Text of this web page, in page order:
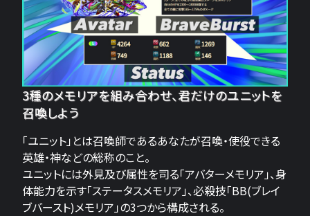
3種のメモリアを組み合わせ、君だけのユニットを
召喚しよう
「ユニット」とは召喚師であるあなたが召喚・使役できる
英雄・神などの総称のこと。
ユニットには外見及び属性を司る「アバターメモリア」、身
体能力を示す「ステータスメモリア」、必殺技「BB(ブレイ
ブバースト)メモリア」の3つから構成される。